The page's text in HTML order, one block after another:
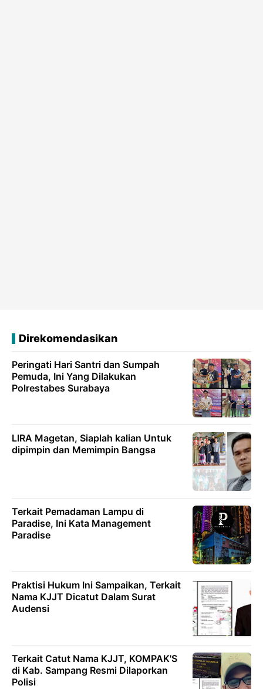
Direkomendasikan
Peringati Hari Santri dan Sumpah
Pemuda, Ini Yang Dilakukan
Polrestabes Surabaya
LIRA Magetan, Siaplah kalian Untuk
dipimpin dan Memimpin Bangsa
Terkait Pemadaman Lampu di
Paradise, Ini Kata Management
Paradise
Praktisi Hukum Ini Sampaikan, Terkait
Nama KJJT Dicatut Dalam Surat
Audensi
Terkait Catut Nama KJJT, KOMPAK'S
di Kab. Sampang Resmi Dilaporkan
Polisi